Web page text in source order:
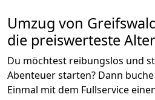
Umzug von
die preiswerteste
Du möchtest reibungslos und
Abenteuer starten? Dann
Einmal mit dem Fullservice